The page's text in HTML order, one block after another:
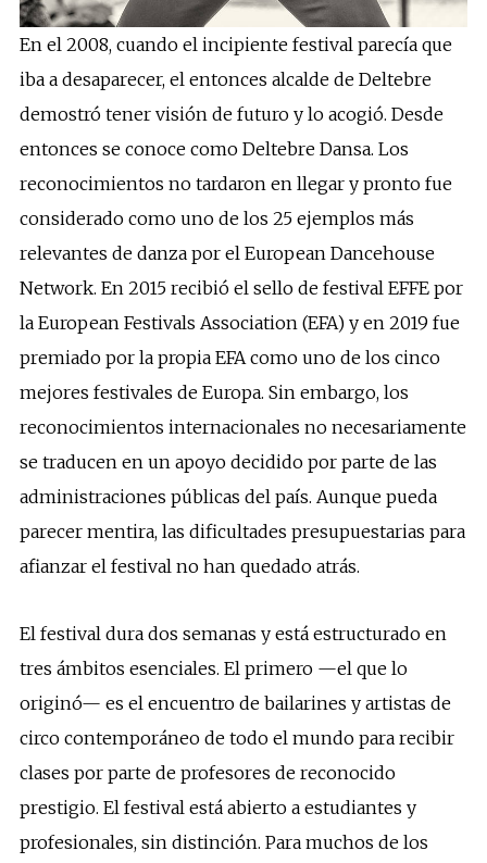
En el 2008, cuando el incipiente festival parecía que
iba a desaparecer, el entonces alcalde de Deltebre
demostró tener visión de futuro y lo acogió. Desde
entonces se conoce como Deltebre Dansa. Los
reconocimientos no tardaron en llegar y pronto fue
considerado como uno de los 25 ejemplos más
relevantes de danza por el European Dancehouse
Network. En 2015 recibió el sello de festival EFFE por
la European Festivals Association (EFA) y en 2019 fue
premiado por la propia EFA como uno de los cinco
mejores festivales de Europa. Sin embargo, los
reconocimientos internacionales no necesariamente
se traducen en un apoyo decidido por parte de las
administraciones públicas del país. Aunque pueda
parecer mentira, las dificultades presupuestarias para
afianzar el festival no han quedado atrás.
El festival dura dos semanas y está estructurado en
tres ámbitos esenciales. El primero —el que lo
originó— es el encuentro de bailarines y artistas de
circo contemporáneo de todo el mundo para recibir
clases por parte de profesores de reconocido
prestigio. El festival está abierto a estudiantes y
profesionales, sin distinción. Para muchos de los